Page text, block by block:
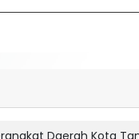
Daerah Kota